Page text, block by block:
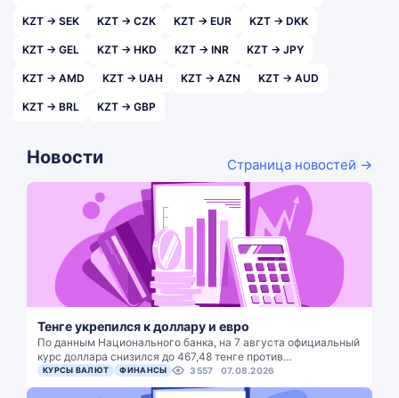
KZT → SEK KZT → CZK KZT → EUR KZT → DKK
KZT → GEL KZT → HKD KZT → INR KZT → JPY
KZT → AMD KZT → UAH KZT → AZN KZT → AUD
KZT → BRL KZT → GBP
Новости Страница новостей →
Тенге укрепился к доллару и евро
По данным Национального банка, на 7 августа официальный
курс доллара снизился до 467,48 тенге против…
КУРСЫ ВАЛЮТ ФИНАНСЫ 3557 07.08.2026